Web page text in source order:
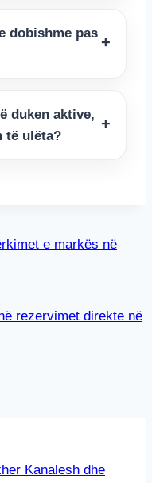
dobishme pas
duken aktive,
të ulëta?
e markës në
rezervimet direkte në
Kanalesh dhe